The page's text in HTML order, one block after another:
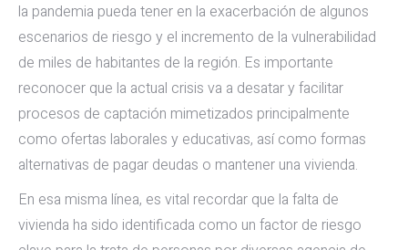
la pandemia pueda tener en la exacerbación de algunos
escenarios de riesgo y el incremento de la vulnerabilidad
de miles de habitantes de la región. Es importante
reconocer que la actual crisis va a desatar y facilitar
procesos de captación mimetizados principalmente
como ofertas laborales y educativas, así como formas
alternativas de pagar deudas o mantener una vivienda.
En esa misma línea, es vital recordar que la falta de
vivienda ha sido identificada como un factor de riesgo